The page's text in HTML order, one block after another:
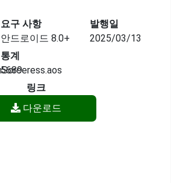
요구 사항
안드로이드 8.0+
발행일
2025/03/13
통계
5689
링크
다운로드